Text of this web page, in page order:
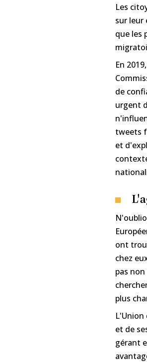
Les
sur leur
que les
En
de
urgent
tweets
et
ont
chez
pas
plus
L'Union
et de
gérant